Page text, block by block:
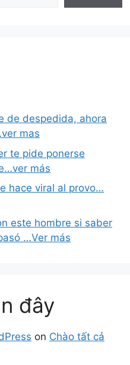
de despedida, ahora
mas
te pide ponerse
más
hace viral al provo…
este hombre si saber
…Ver más
đây
on Chào tất cả